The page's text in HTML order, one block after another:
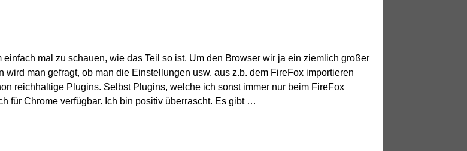
mal zu schauen, wie das Teil so ist. Um den Browser wir ja ein ziemlich großer
man gefragt, ob man die Einstellungen usw. aus z.b. dem FireFox importieren
reichhaltige Plugins. Selbst Plugins, welche ich sonst immer nur beim FireFox
für Chrome verfügbar. Ich bin positiv überrascht. Es gibt …